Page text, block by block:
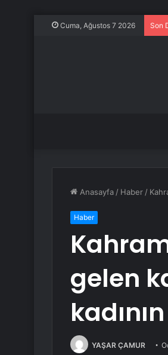
Cuma, Ağustos 7 2026 Son
Anasayfa / Haber /
Haber
gelen
YAŞAR ÇAMUR